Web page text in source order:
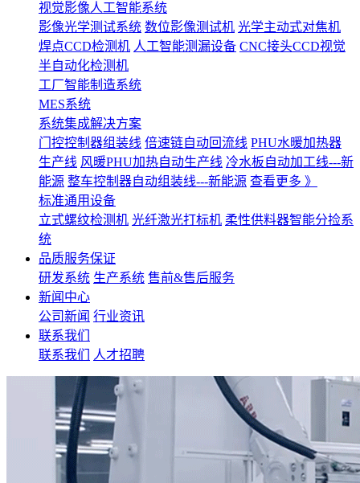
视觉影像人工智能系统
影像光学测试系统 数位影像测试机 光学主动式对焦机
焊点CCD检测机 人工智能测漏设备 CNC接头CCD视觉
半自动化检测机
工厂智能制造系统
MES系统
系统集成解决方案
门控控制器组装线 倍速链自动回流线 PHU水暖加热器
生产线 风暖PHU加热自动生产线 冷水板自动加工线---新
能源 整车控制器自动组装线---新能源 查看更多 》
标准通用设备
立式螺纹检测机 光纤激光打标机 柔性供料器智能分捡系
统
品质服务保证
研发系统 生产系统 售前&售后服务
新闻中心
公司新闻 行业资讯
联系我们
联系我们
人才招聘